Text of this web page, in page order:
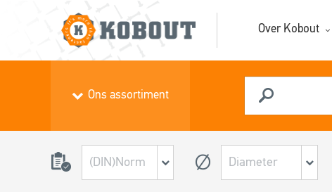
Over Kobout
Ons assortiment